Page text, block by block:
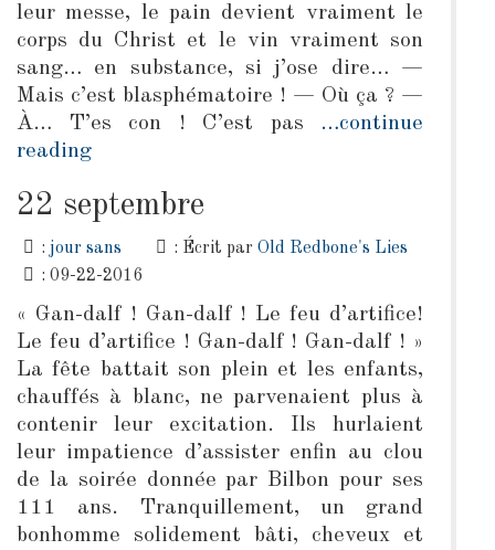
leur messe, le pain devient vraiment le
corps du Christ et le vin vraiment son
sang… en substance, si j’ose dire… —
Mais c’est blasphématoire ! — Où ça ? —
À… T’es con ! C’est pas …continue
reading
22 septembre
:jour sans : Écrit par Old Redbone's Lies
: 09-22-2016
« Gan-dalf ! Gan-dalf ! Le feu d’artifice!
Le feu d’artifice ! Gan-dalf ! Gan-dalf ! »
La fête battait son plein et les enfants,
chauffés à blanc, ne parvenaient plus à
contenir leur excitation. Ils hurlaient
leur impatience d’assister enfin au clou
de la soirée donnée par Bilbon pour ses
111 ans. Tranquillement, un grand
bonhomme solidement bâti, cheveux et